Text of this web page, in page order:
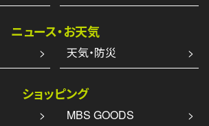
ニュース・お天気
天気・防災
ショッピング
MBS GOODS